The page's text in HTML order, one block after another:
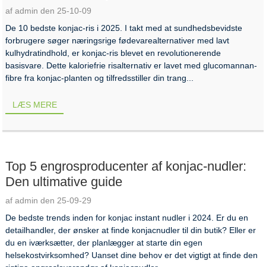
af admin den 25-10-09
De 10 bedste konjac-ris i 2025. I takt med at sundhedsbevidste
forbrugere søger næringsrige fødevarealternativer med lavt
kulhydratindhold, er konjac-ris blevet en revolutionerende
basisvare. Dette kaloriefrie risalternativ er lavet med glucomannan-
fibre fra konjac-planten og tilfredsstiller din trang...
LÆS MERE
Top 5 engrosproducenter af konjac-nudler:
Den ultimative guide
af admin den 25-09-29
De bedste trends inden for konjac instant nudler i 2024. Er du en
detailhandler, der ønsker at finde konjacnudler til din butik? Eller er
du en iværksætter, der planlægger at starte din egen
helsekostvirksomhed? Uanset dine behov er det vigtigt at finde den